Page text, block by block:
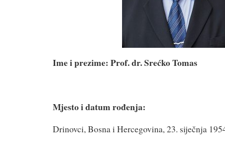
Ime i prezime: Prof. dr. Srećko Tomas
Mjesto i datum rođenja:
Drinovci, Bosna i Hercegovina, 23. siječnja